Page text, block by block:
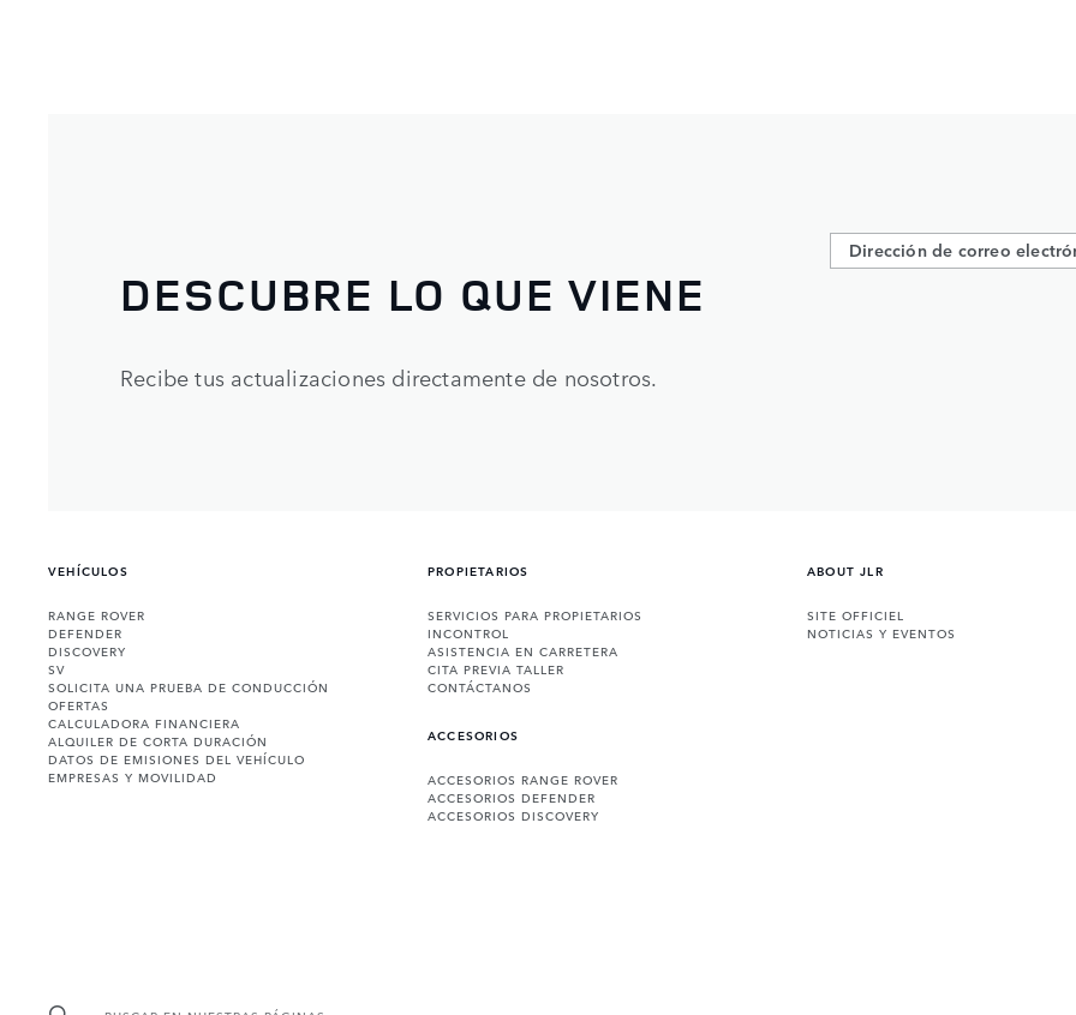
DESCUBRE LO QUE VIENE
Recibe tus actualizaciones directamente de nosotros.
VEHÍCULOS
RANGE ROVER
DEFENDER
DISCOVERY
SV
SOLICITA UNA PRUEBA DE CONDUCCIÓN
OFERTAS
CALCULADORA FINANCIERA
ALQUILER DE CORTA DURACIÓN
DATOS DE EMISIONES DEL VEHÍCULO
EMPRESAS Y MOVILIDAD
PROPIETARIOS
SERVICIOS PARA PROPIETARIOS
INCONTROL
ASISTENCIA EN CARRETERA
CITA PREVIA TALLER
CONTÁCTANOS
ACCESORIOS
ACCESORIOS RANGE ROVER
ACCESORIOS DEFENDER
ACCESORIOS DISCOVERY
ABOUT JLR
SITE OFFICIEL
NOTICIAS Y EVENTOS